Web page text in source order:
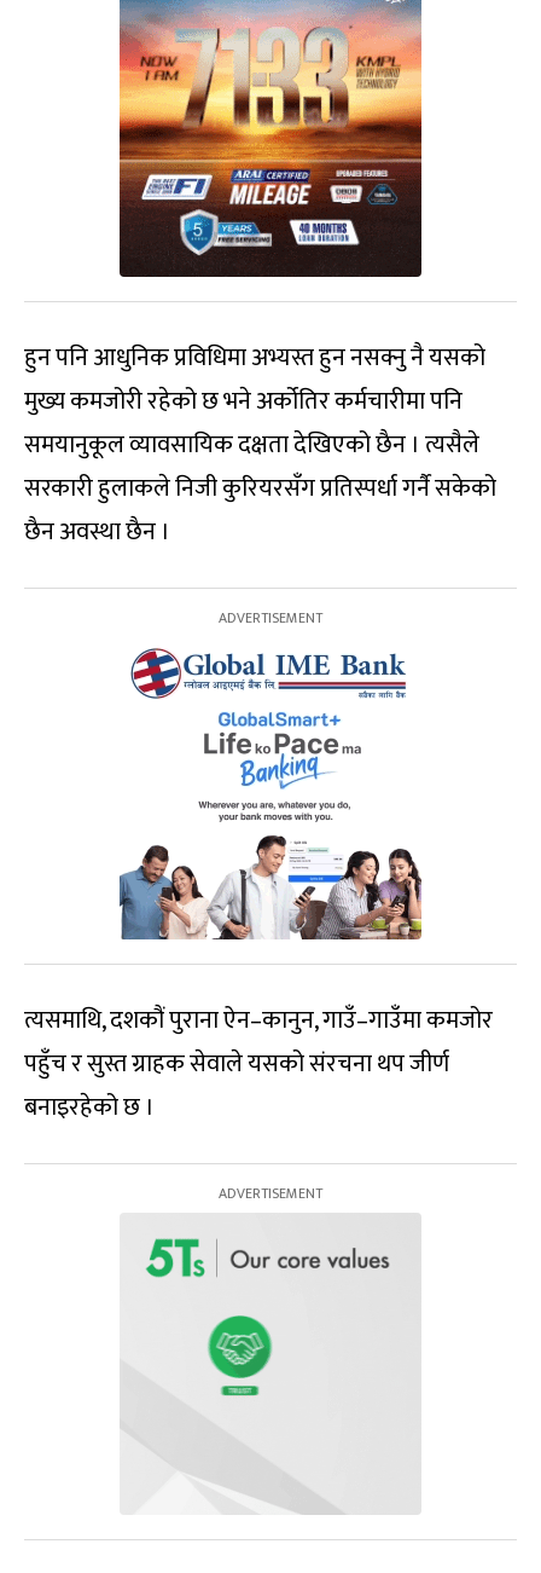
हुन पनि आधुनिक प्रविधिमा अभ्यस्त हुन नसक्नु नै यसको
मुख्य कमजोरी रहेको छ भने अर्कोतिर कर्मचारीमा पनि
समयानुकूल व्यावसायिक दक्षता देखिएको छैन । त्यसैले
सरकारी हुलाकले निजी कुरियरसँग प्रतिस्पर्धा गर्नै सकेको
छैन अवस्था छैन ।
त्यसमाथि, दशकौं पुराना ऐन–कानुन, गाउँ–गाउँमा कमजोर
पहुँच र सुस्त ग्राहक सेवाले यसको संरचना थप जीर्ण
बनाइरहेको छ ।